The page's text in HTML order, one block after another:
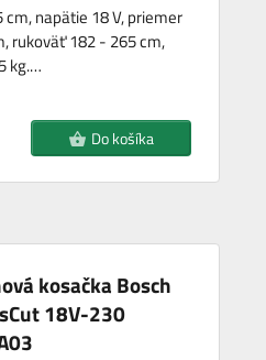
cm, napätie 18 V, priemer
rukoväť 182 - 265 cm,
kg.…
Do košíka
kosačka Bosch
18V-230